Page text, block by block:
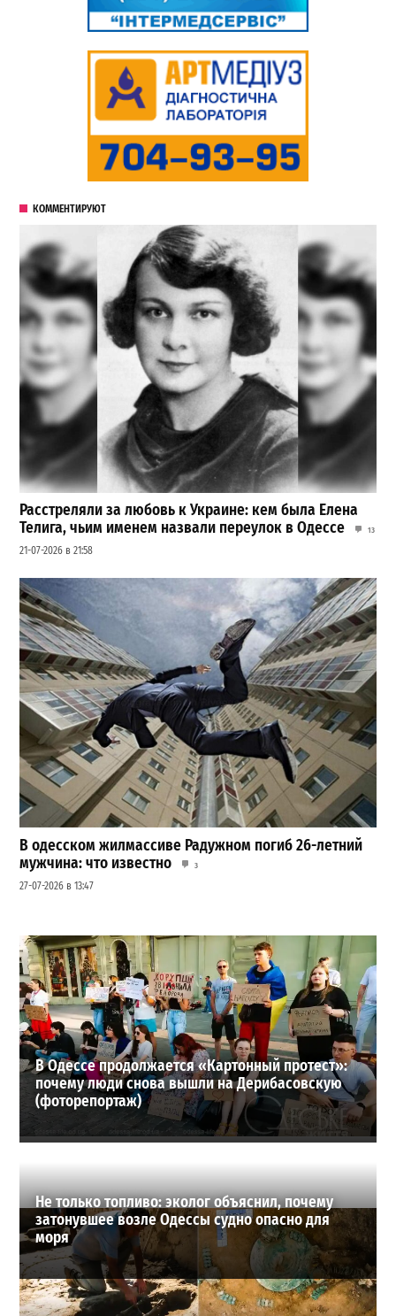
КОММЕНТИРУЮТ
Расстреляли за любовь к Украине: кем была Елена
Телига, чьим именем назвали переулок в Одессе
13
21-07-2026 в 21:58
В одесском жилмассиве Радужном погиб 26-летний
мужчина: что известно
3
27-07-2026 в 13:47
Шезлонги, бунгало и VIP-зоны: сколько придется
заплатить за отдых в Аркадии
3
21-07-2026 в 19:23
ВИБОР РЕДАКЦИИ
В Одессе продолжается «Картонный протест»:
почему люди снова вышли на Дерибасовскую
(фоторепортаж)
Не только топливо: эколог объяснил, почему
затонувшее возле Одессы судно опасно для
моря